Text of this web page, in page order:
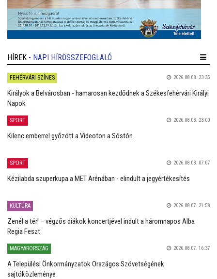
HÍREK - NAPI HÍRÖSSZEFOGLALÓ
FEHÉRVÁRI SZÍNES 2026.08.08. 23:35
Királyok a Belvárosban - hamarosan kezdődnek a Székesfehérvári Királyi
Napok
SPORT 2026.08.08. 23:00
Kilenc emberrel győzött a Videoton a Sóstón
SPORT 2026.08.08. 07:07
Kézilabda szuperkupa a MET Arénában - elindult a jegyértékesítés
KULTÚRA 2026.08.07. 21:58
Zenél a tér! – végzős diákok koncertjével indult a háromnapos Alba
Regia Feszt
MAGYARORSZÁG 2026.08.07. 16:37
A Települési Önkormányzatok Országos Szövetségének
sajtóközleménye